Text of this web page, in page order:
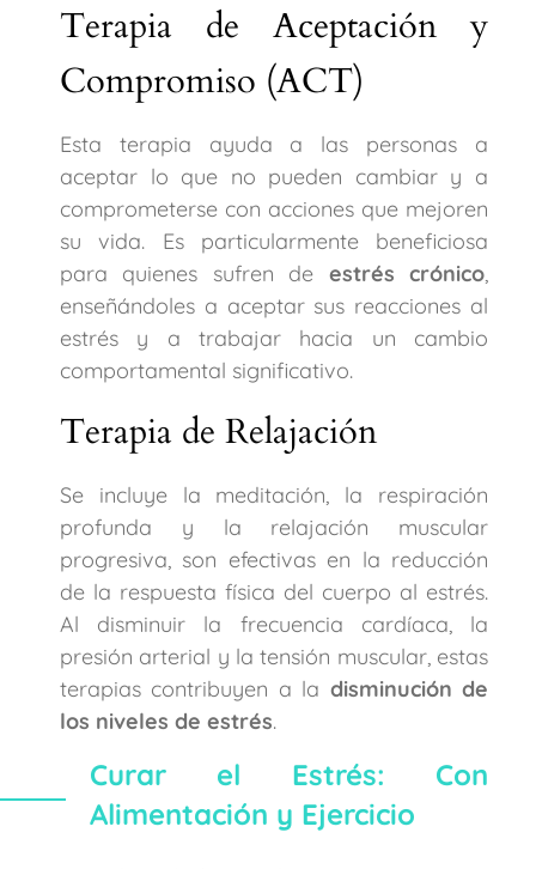
Terapia de Aceptación y
Compromiso (ACT)
Esta terapia ayuda a las personas a
aceptar lo que no pueden cambiar y a
comprometerse con acciones que mejoren
su vida. Es particularmente beneficiosa
para quienes sufren de estrés crónico,
enseñándoles a aceptar sus reacciones al
estrés y a trabajar hacia un cambio
comportamental significativo.
Terapia de Relajación
Se incluye la meditación, la respiración
profunda y la relajación muscular
progresiva, son efectivas en la reducción
de la respuesta física del cuerpo al estrés.
Al disminuir la frecuencia cardíaca, la
presión arterial y la tensión muscular, estas
terapias contribuyen a la disminución de
los niveles de estrés.
Curar el Estrés: Con
Alimentación y Ejercicio